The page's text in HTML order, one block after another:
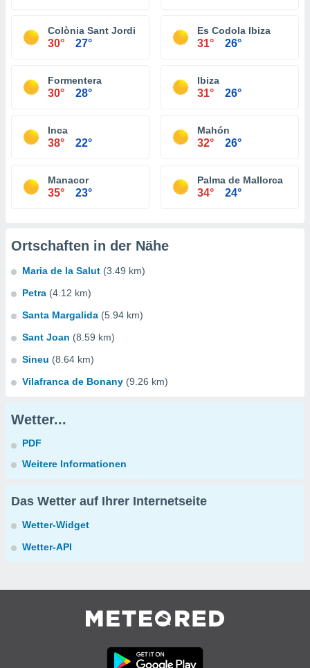
Colònia Sant Jordi
30° 27°
Es Codola Ibiza
31° 26°
Formentera
30° 28°
Ibiza
31° 26°
Inca
38° 22°
Mahón
32° 26°
Manacor
35° 23°
Palma de Mallorca
34° 24°
Ortschaften in der Nähe
Maria de la Salut (3.49 km)
Petra (4.12 km)
Santa Margalida (5.94 km)
Sant Joan (8.59 km)
Sineu (8.64 km)
Vilafranca de Bonany (9.26 km)
Wetter...
PDF
Weitere Informationen
Das Wetter auf Ihrer Internetseite
Wetter-Widget
Wetter-API